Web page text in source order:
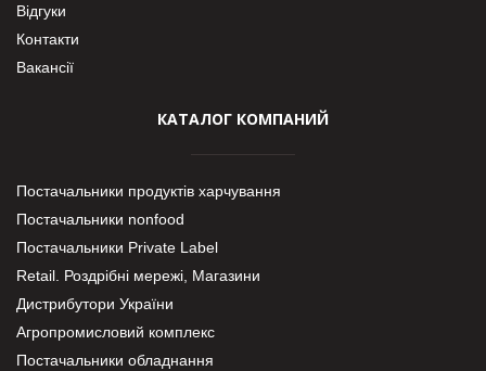
Відгуки
Контакти
Вакансії
КАТАЛОГ КОМПАНИЙ
Постачальники продуктів харчування
Постачальники nonfood
Постачальники Private Label
Retail. Роздрібні мережі, Магазини
Дистрибутори України
Агропромисловий комплекс
Постачальники обладнання